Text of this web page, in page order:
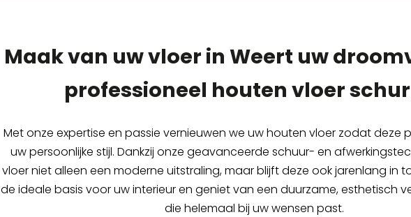
Maak van uw vloer in Weert uw
professioneel houten vloer
Met onze expertise en passie vernieuwen we uw houten vloer zodat deze
uw persoonlijke stijl. Dankzij onze geavanceerde schuur- en
vloer niet alleen een moderne uitstraling, maar blijft deze ook jarenlang in
de ideale basis voor uw interieur en geniet van een duurzame, esthetisch
die helemaal bij uw wensen past.